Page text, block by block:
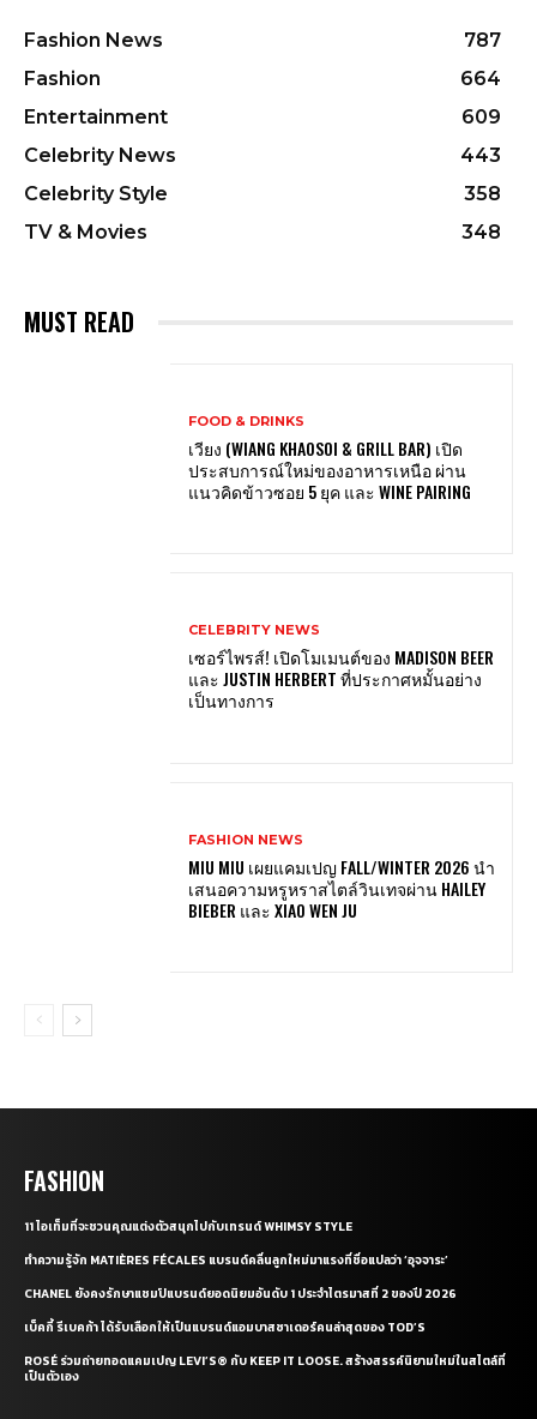
Fashion News
787
Fashion
664
Entertainment
609
Celebrity News
443
Celebrity Style
358
TV & Movies
348
MUST READ
FOOD & DRINKS
เวียง (WIANG KHAOSOI & GRILL BAR) เปิด
ประสบการณ์ใหม่ของอาหารเหนือ ผ่าน
แนวคิดข้าวซอย 5 ยุค และ WINE PAIRING
CELEBRITY NEWS
เซอร์ไพรส์! เปิดโมเมนต์ของ MADISON BEER
และ JUSTIN HERBERT ที่ประกาศหมั้นอย่าง
เป็นทางการ
FASHION NEWS
MIU MIU เผยแคมเปญ FALL/WINTER 2026 นำ
เสนอความหรูหราสไตล์วินเทจผ่าน HAILEY
BIEBER และ XIAO WEN JU
FASHION
11 ไอเท็มที่จะชวนคุณแต่งตัวสนุกไปกับเทรนด์ WHIMSY STYLE
ทำความรู้จัก MATIÈRES FÉCALES แบรนด์คลื่นลูกใหม่มาแรงที่ชื่อแปลว่า ‘อุจจาระ’
CHANEL ยังคงรักษาแชมป์แบรนด์ยอดนิยมอันดับ 1 ประจำไตรมาสที่ 2 ของปี 2026
เบ็คกี้ รีเบคก้า ได้รับเลือกให้เป็นแบรนด์แอมบาสซาเดอร์คนล่าสุดของ TOD’S
ROSÉ ร่วมถ่ายทอดแคมเปญ LEVI’S® กับ KEEP IT LOOSE. สร้างสรรค์นิยามใหม่ในสไตล์ที่
เป็นตัวเอง